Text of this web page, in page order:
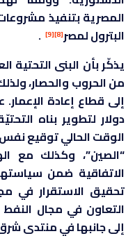
المصرية بتنفيذ
البترول لمصر[8]
[9]
.
يذكّر بأن البنى التحتية
من الحروب والحصار،
دولار لتطوير بناه
الوقت الحالي توقيع
“الصين”، وكذلك مع
الاتفاقية ضمن
تحقيق الاستقرار في
التعاون في مجال
إلى جانبها في منتدى